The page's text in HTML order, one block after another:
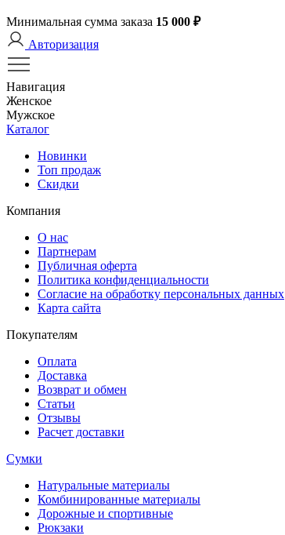
Минимальная сумма заказа 15 000 ₽
Авторизация
Навигация
Женское
Мужское
Каталог
Новинки
Топ продаж
Скидки
Компания
О нас
Партнерам
Публичная оферта
Политика конфиденциальности
Согласие на обработку персональных данных
Карта сайта
Покупателям
Оплата
Доставка
Возврат и обмен
Статьи
Отзывы
Расчет доставки
Сумки
Натуральные материалы
Комбинированные материалы
Дорожные и спортивные
Рюкзаки